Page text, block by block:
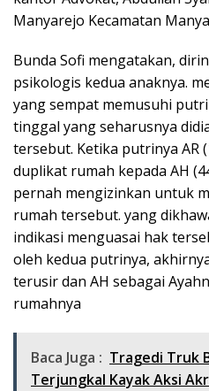
Manyarejo Kecamatan
Bunda Sofi mengatakan,
psikologis kedua anaknya.
yang sempat memusuhi
tinggal yang seharusnya
tersebut. Ketika putrinya AR
duplikat rumah kepada AH
pernah mengizinkan untuk
rumah tersebut. yang
indikasi menguasai hak
oleh kedua putrinya,
terusir dan AH sebagai
rumahnya
Baca Juga : Tragedi Truk
Terjungkal Kayak Aksi